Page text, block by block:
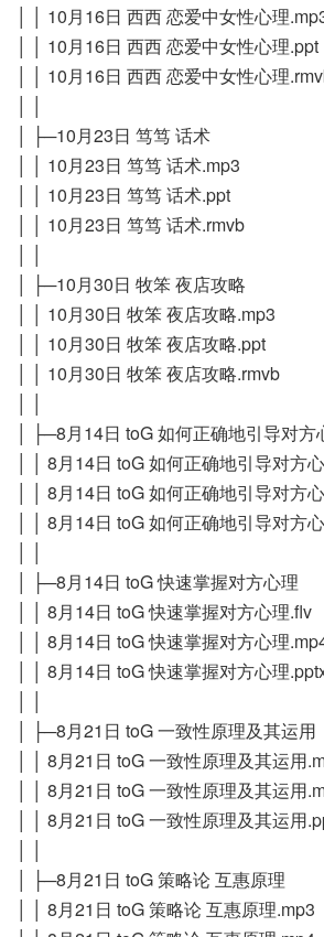
│ │ 10月16日 西西 恋爱中女性心理
│ │ 10月16日 西西 恋爱中女性心理.ppt
│ │ 10月16日 西西 恋爱中女性心理
│ ├─10月23日 笃笃 话术
│ │ 10月23日 笃笃 话术.mp3
│ │ 10月23日 笃笃 话术.ppt
│ │ 10月23日 笃笃 话术.rmvb
│ ├─10月30日 牧笨 夜店攻略
│ │ 10月30日 牧笨 夜店攻略.mp3
│ │ 10月30日 牧笨 夜店攻略.ppt
│ │ 10月30日 牧笨 夜店攻略.rmvb
│ ├─8月14日 toG 如何正确地引导对方
│ │ 8月14日 toG 如何正确地引导对方
│ │ 8月14日 toG 如何正确地引导对方
│ │ 8月14日 toG 如何正确地引导对方
│ ├─8月14日 toG 快速掌握对方心理
│ │ 8月14日 toG 快速掌握对方心理.flv
│ │ 8月14日 toG 快速掌握对方心理
│ │ 8月14日 toG 快速掌握对方心理
│ ├─8月21日 toG 一致性原理及其运用
│ │ 8月21日 toG 一致性原理及其运用
│ │ 8月21日 toG 一致性原理及其运用
│ │ 8月21日 toG 一致性原理及其运用
│ ├─8月21日 toG 策略论 互惠原理
│ │ 8月21日 toG 策略论 互惠原理.mp3